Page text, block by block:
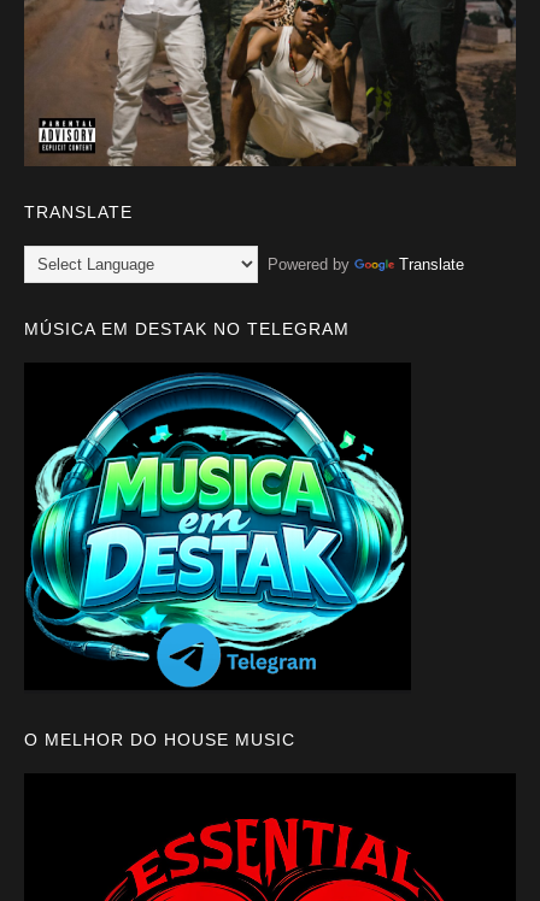
TRANSLATE
Powered by Translate
MÚSICA EM DESTAK NO TELEGRAM
O MELHOR DO HOUSE MUSIC